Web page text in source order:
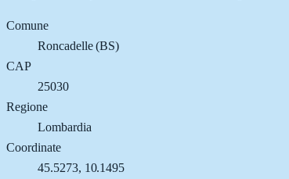
Comune
Roncadelle(BS)
CAP
25030
Regione
Lombardia
Coordinate
45.5273, 10.1495